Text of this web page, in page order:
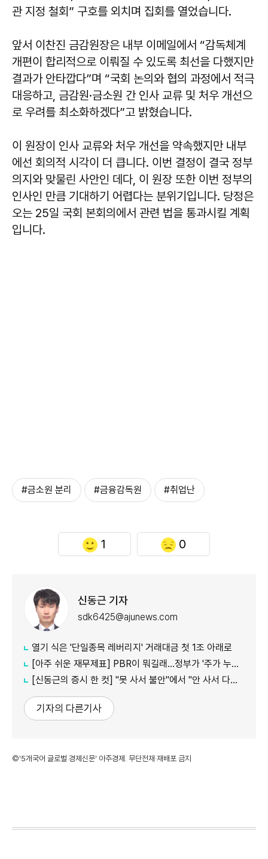
관 지정 철회” 구호를 외치며 집회를 열었습니다.
앞서 이찬진 금감원장은 내부 이메일에서 “감독체계
개편이 합리적으로 이뤄질 수 있도록 최선을 다했지만
결과가 안타깝다”며 “국회 논의와 협의 과정에서 적극
대응하고, 금감원·금소원 간 인사 교류 및 처우 개선으
로 우려를 최소화하겠다”고 밝혔습니다.
이 원장이 인사 교류와 처우 개선을 약속했지만 내부
에선 회의적 시각이 더 큽니다. 이번 결정이 결국 정부
의지와 맞물린 사안인 데다, 이 원장 또한 이번 정부의
인사인 만큼 기대하기 어렵다는 분위기입니다. 당정은
오는 25일 국회 본회의에서 관련 법을 통과시킬 계획
입니다.
#금소원 분리 #금융감독원 #취업난
1 0
신동근 기자
sdk6425@ajunews.com
열기 식은 '단일종목 레버리지' 거래대금 첫 1조 아래로
[아주 쉬운 재무제표] PBR이 뭐길래…정부가 '주가 누르기'에 칼 빼든 이유
[신동근의 증시 한 컷] "못 사서 불안"에서 "안 사서 다행"으로…증시 덮친 '조모'
기자의 다른기사
©'5개국어 글로벌 경제신문' 아주경제. 무단전재·재배포 금지